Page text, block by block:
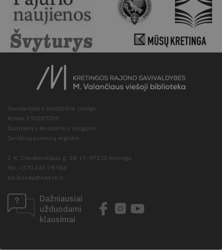
Savivaldybės biudžetinė įstaiga
Kodas 190287259
Duomenys kaupiami ir saugomi
Juridinių asmenų registre
J. K. Chodkevičiaus g. 1B, LT–97130 Kretinga
Tel. +370 445 78 984
biblioteka@kretvb.lt
Dažniausiai
užduodami
klausimai